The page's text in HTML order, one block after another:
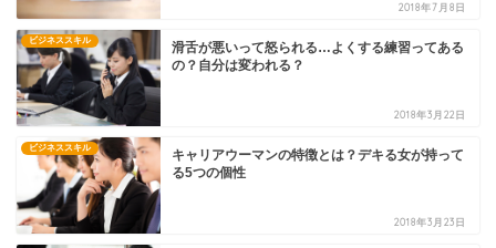
2018年7月8日
ビジネススキル
滑舌が悪いって怒られる…よくする練習ってある
の？自分は変われる？
2018年3月22日
ビジネススキル
キャリアウーマンの特徴とは？デキる女が持って
る5つの個性
2018年3月23日